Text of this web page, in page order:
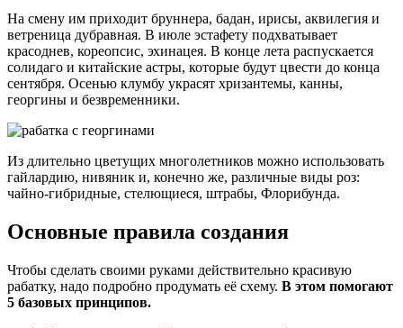
На смену им приходит бруннера, бадан, ирисы, аквилегия и
ветреница дубравная. В июле эстафету подхватывает
красоднев, кореопсис, эхинацея. В конце лета распускается
солидаго и китайские астры, которые будут цвести до конца
сентября. Осенью клумбу украсят хризантемы, канны,
георгины и безвременники.
Из длительно цветущих многолетников можно использовать
гайлардию, нивяник и, конечно же, различные виды роз:
чайно-гибридные, стелющиеся, штрабы, Флорибунда.
Основные правила создания
Чтобы сделать своими руками действительно красивую
рабатку, надо подробно продумать её схему. В этом помогают
5 базовых принципов.